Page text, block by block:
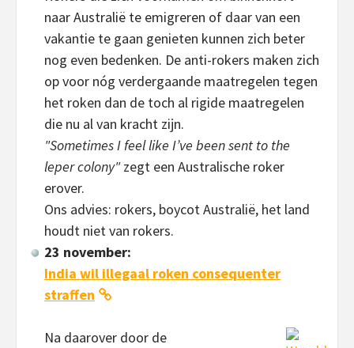
naar Australië te emigreren of daar van een
vakantie te gaan genieten kunnen zich beter
nog even bedenken. De anti-rokers maken zich
op voor nóg verdergaande maatregelen tegen
het roken dan de toch al rigide maatregelen
die nu al van kracht zijn.
"Sometimes I feel like I’ve been sent to the
leper colony"zegt een Australische roker
erover.
Ons advies: rokers, boycot Australië, het land
houdt niet van rokers.
23 november:
India wil illegaal roken consequenter
straffen
Na daarover door de